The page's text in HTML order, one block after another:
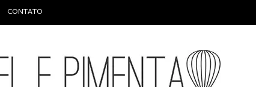
CONTATO